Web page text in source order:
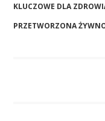
KLUCZOWE DLA
PRZETWORZONA